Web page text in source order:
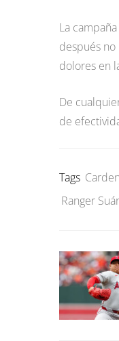
La
después
dolores en
De
de
Tags
Ranger